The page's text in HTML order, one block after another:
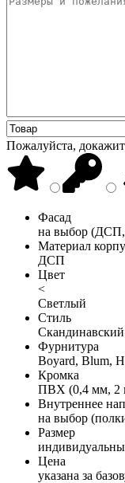
Пожалуйста,
Фасад
на выбор
Материал
ДСП
Цвет
<
Светлый
Стиль
Скандинавский
Фурнитура
Boyard, Blum,
Кромка
ПВХ (0,4 мм, 2
Внутреннее
на выбор
Размер
Цена
указана за